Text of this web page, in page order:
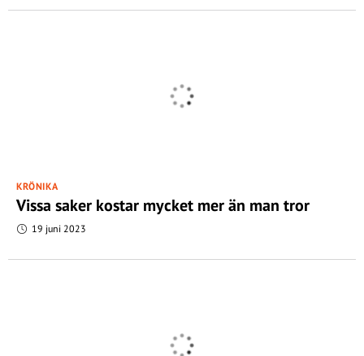
KRÖNIKA
Vissa saker kostar mycket mer än man tror
19 juni 2023